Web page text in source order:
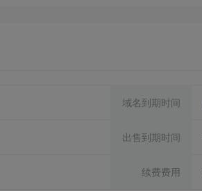
域名到期时间
出售到期时间
续费费用